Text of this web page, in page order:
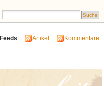
Feeds Artikel Kommentare